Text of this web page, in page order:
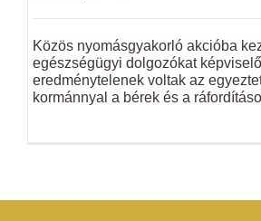
Közös nyomásgyakorló akcióba
egészségügyi dolgozókat
eredménytelenek voltak az
kormánnyal a bérek és a